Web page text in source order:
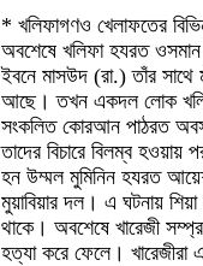
* খলিফাগণও খেলাফতের
অবশেষে খলিফা হযরত
ইবনে মাসউদ (রা.) তাঁর
আছে। তখন একদল লোক
সংকলিত কোরআন পাঠরত
তাদের বিচারে বিলম্ব
হন উম্মল মুমিনিন হযরত
মুয়াবিয়ার দল। এ ঘটনায়
থাকে। অবশেষে খারেজী
হত্যা করে ফেলে।